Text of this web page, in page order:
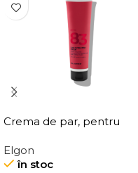
Crema de par, pentru
Affixx 83 Curl Creator
Cream
Elgon
în stoc